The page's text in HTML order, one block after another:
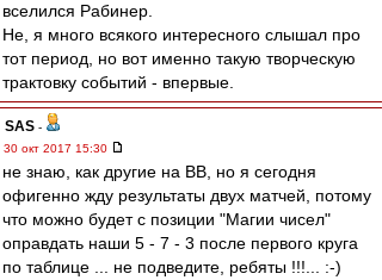
вселился Рабинер.
Не, я много всякого интересного слышал про
тот период, но вот именно такую творческую
трактовку событий - впервые.
SAS -
30 окт 2017 15:30
не знаю, как другие на ВВ, но я сегодня
офигенно жду результаты двух матчей, потому
что можно будет с позиции "Магии чисел"
оправдать наши 5 - 7 - 3 после первого круга
по таблице ... не подведите, ребяты !!!... :-)